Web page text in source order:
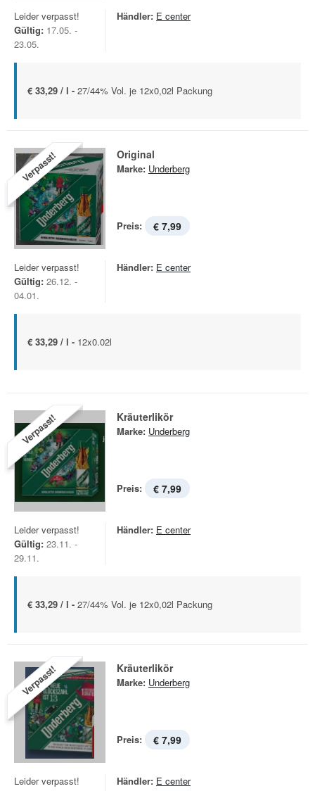
Leider verpasst!
Gültig: 17.05. -
23.05.
Händler: E center
€ 33,29 / l - 27/44% Vol. je 12x0,02l Packung
Verpasst! Original
Marke: Underberg
Preis: € 7,99
Leider verpasst!
Gültig: 26.12. -
04.01.
Händler: E center
€ 33,29 / l - 12x0.02l
Verpasst! Kräuterlikör
Marke: Underberg
Preis: € 7,99
Leider verpasst!
Gültig: 23.11. -
29.11.
Händler: E center
€ 33,29 / l - 27/44% Vol. je 12x0,02l Packung
Verpasst! Kräuterlikör
Marke: Underberg
Preis: € 7,99
Leider verpasst!
Händler: E center